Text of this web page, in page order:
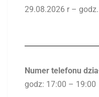
29.08.2026 r –
Numer telefonu
godz: 17:00 – 19:00